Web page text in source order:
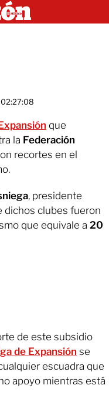
que
la Federación
recortes en el
, presidente
dichos clubes fueron
que equivale a 20
de este subsidio
de Expansión se
escuadra que
apoyo mientras está